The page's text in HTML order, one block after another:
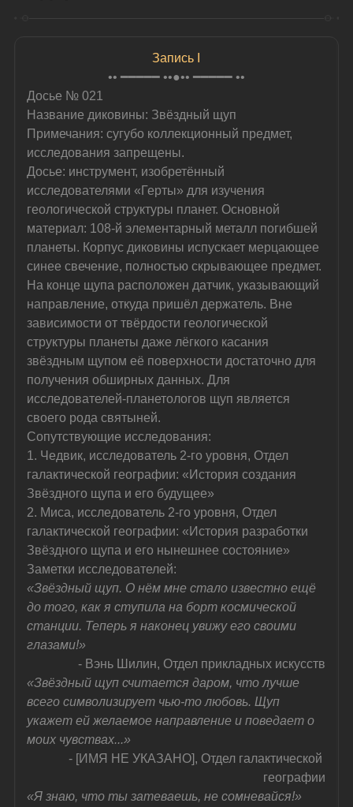
Запись I
•• ━━━━━ ••●•• ━━━━━ ••
Досье № 021
Название диковины: Звёздный щуп
Примечания: сугубо коллекционный предмет,
исследования запрещены.
Досье: инструмент, изобретённый
исследователями «Герты» для изучения
геологической структуры планет. Основной
материал: 108-й элементарный металл погибшей
планеты. Корпус диковины испускает мерцающее
синее свечение, полностью скрывающее предмет.
На конце щупа расположен датчик, указывающий
направление, откуда пришёл держатель. Вне
зависимости от твёрдости геологической
структуры планеты даже лёгкого касания
звёздным щупом её поверхности достаточно для
получения обширных данных. Для
исследователей-планетологов щуп является
своего рода святыней.
Сопутствующие исследования:
1. Чедвик, исследователь 2-го уровня, Отдел
галактической географии: «История создания
Звёздного щупа и его будущее»
2. Миса, исследователь 2-го уровня, Отдел
галактической географии: «История разработки
Звёздного щупа и его нынешнее состояние»
Заметки исследователей:
«Звёздный щуп. О нём мне стало известно ещё
до того, как я ступила на борт космической
станции. Теперь я наконец увижу его своими
глазами!»
- Вэнь Шилин, Отдел прикладных искусств
«Звёздный щуп считается даром, что лучше
всего символизирует чью-то любовь. Щуп
укажет ей желаемое направление и поведает о
моих чувствах...»
- [ИМЯ НЕ УКАЗАНО], Отдел галактической
географии
«Я знаю, что ты затеваешь, не сомневайся!»